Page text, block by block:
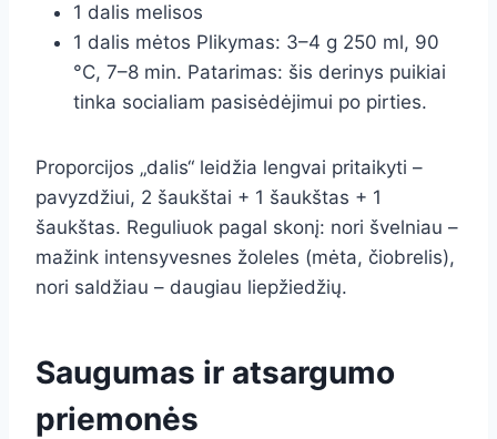
1 dalis melisos
1 dalis mėtos Plikymas: 3–4 g 250 ml, 90
°C, 7–8 min. Patarimas: šis derinys puikiai
tinka socialiam pasisėdėjimui po pirties.
Proporcijos „dalis“ leidžia lengvai pritaikyti –
pavyzdžiui, 2 šaukštai + 1 šaukštas + 1
šaukštas. Reguliuok pagal skonį: nori švelniau –
mažink intensyvesnes žoleles (mėta, čiobrelis),
nori saldžiau – daugiau liepžiedžių.
Saugumas ir atsargumo
priemonės